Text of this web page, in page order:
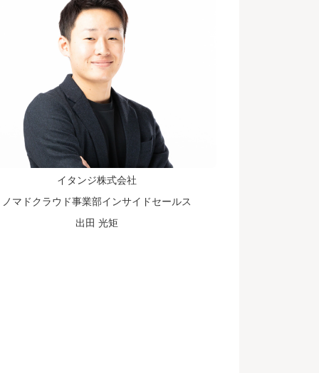
イタンジ株式会社
ノマドクラウド事業部インサイドセールス
出田 光矩